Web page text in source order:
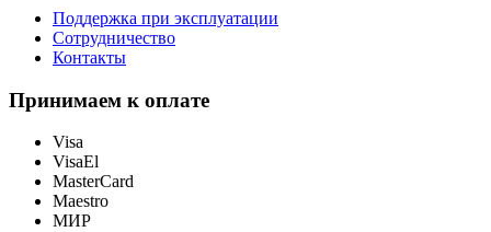
Поддержка при эксплуатации
Сотрудничество
Контакты
Принимаем к оплате
Visa
VisaEl
MasterCard
Maestro
МИР